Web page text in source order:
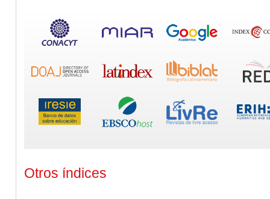
Otros índices